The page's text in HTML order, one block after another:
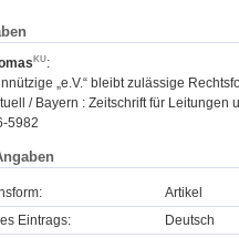
:
„e.V.“ bleibt zulässige
/ Bayern : Zeitschrift für
5982
Artikel
Eintrags:
Deutsch